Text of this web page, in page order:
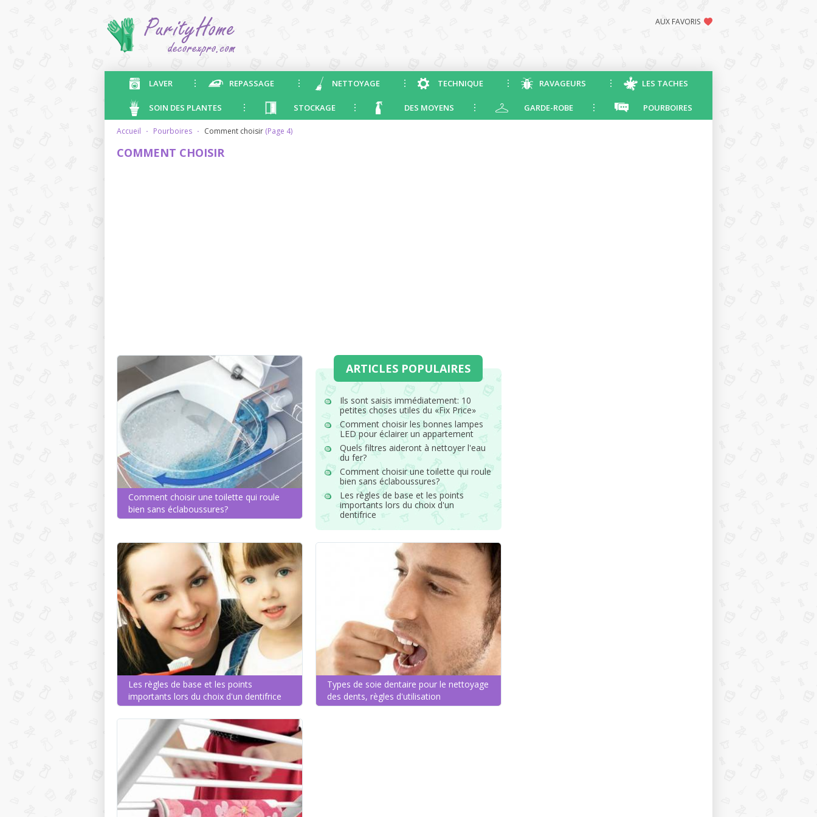
AUX FAVORIS
LAVER REPASSAGE NETTOYAGE TECHNIQUE RAVAGEURS LES TACHES
SOIN DES PLANTES STOCKAGE DES MOYENS GARDE-ROBE POURBOIRES
accueil · pourboires · comment choisir (Page 4)
COMMENT CHOISIR
ARTICLES POPULAIRES
Ils sont saisis immédiatement: 10
petites choses utiles du «Fix Price»
Comment choisir les bonnes lampes
LED pour éclairer un appartement
Quels filtres aideront à nettoyer l'eau
du fer?
Comment choisir une toilette qui roule
bien sans éclaboussures?
Les règles de base et les points
importants lors du choix d'un
dentifrice
Comment choisir une toilette qui roule
bien sans éclaboussures?
Les règles de base et les points
importants lors du choix d'un dentifrice
Types de soie dentaire pour le nettoyage
des dents, règles d'utilisation